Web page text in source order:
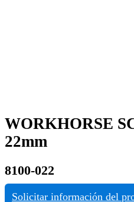
WORKHORSE
22mm
8100-022
Solicitar información del